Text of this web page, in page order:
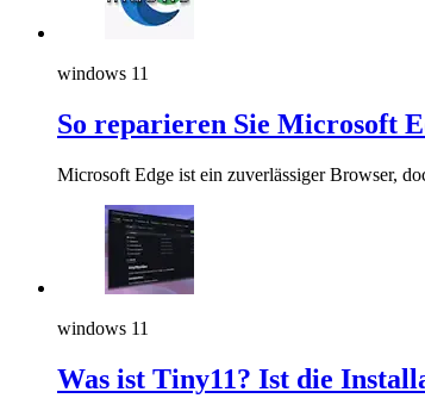
windows 11
So reparieren Sie Microsoft
Microsoft Edge ist ein zuverlässiger Browser,
windows 11
Was ist Tiny11? Ist die